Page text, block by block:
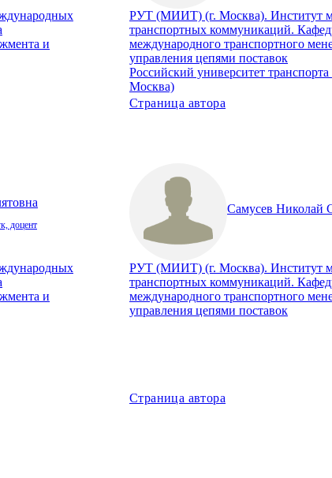
и
РУТ (МИИТ) (г. Москва). Институт
транспортных коммуникаций.
международного транспортного
управления цепями поставок
Российский университет
Москва)
Страница автора
доцент
и
Самусев Николай
РУТ (МИИТ) (г. Москва). Институт
транспортных коммуникаций.
международного транспортного
управления цепями поставок
Страница автора